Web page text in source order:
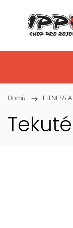
Domů / FITNESS